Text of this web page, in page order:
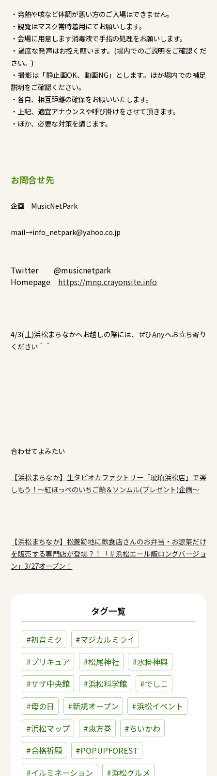
・発熱や咳など体調が悪い方のご入場はできません。
・観覧はマスク常時着用にてお願いします。
・会場に用意します消毒液で手指の処理をお願いします。
・過度な発声はお控え願います。(場内でのご説明をご確認くだ
さい。)
・撮影は「静止画OK、動画NG」とします。 ほか場内での補足
説明をご確認ください。
・各自、相互距離の確保をお願いいたします。
・上記、適宜アナウンスや呼び掛けをさせて頂きます。
・ほか、必要な対策を講じます。
お問合せ先
企画 MusicNetPark
mail→info_netpark@yahoo.co.jp
Twitter @musicnetpark
Homepage https://mnp.crayonsite.info
4/3(土)浜松まちなかへお越しの際には、ぜひAnyへお立ち寄り
ください＾＾
合わせてよみたい
【浜松まちなか】生タピオカファクトリー「琥珀浜松店」で楽
しもう！～紅ほっぺのいちご飴＆ソンムル(プレゼント)企画～
【浜松まちなか】松菱跡地に飲食店さんのお弁当・お惣菜だけ
を販売する専門店が登場？！「＃浜松エール飯ロングバージョ
ン」3/27オープン！
タグ一覧
#初音ミク
#マジカルミライ
#プリキュア
#松尾神社
#水掛神輿
#ザザ中央館
#浜松科学館
#でしこ
#母の日
#新規オープン
#浜松イベント
#浜松マップ
#恵方巻
#ちいかわ
#合格祈願
#POPUPFOREST
#イルミネーション
#浜松グルメ